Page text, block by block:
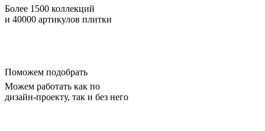
Более 1500 коллекций
и 40000 артикулов плитки
Поможем подобрать
Можем работать как по
дизайн-проекту, так и без него